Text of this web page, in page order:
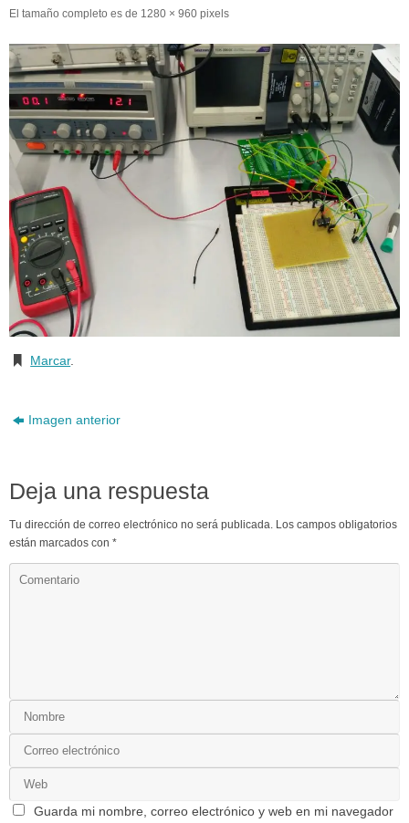
El tamaño completo es de 1280 × 960 pixels
Marcar.
Imagen anterior
Deja una respuesta
Tu dirección de correo electrónico no será publicada. Los campos obligatorios
están marcados con *
Guarda mi nombre, correo electrónico y web en mi navegador